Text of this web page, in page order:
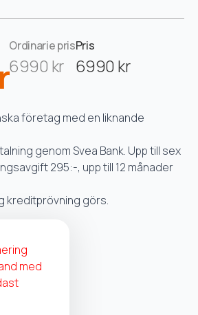
Ordinarie pris
6990 kr
Pris
6990 kr
företag med en liknande
genom Svea Bank. Upp till sex
295:-, upp till 12 månader
kreditprövning görs.
med